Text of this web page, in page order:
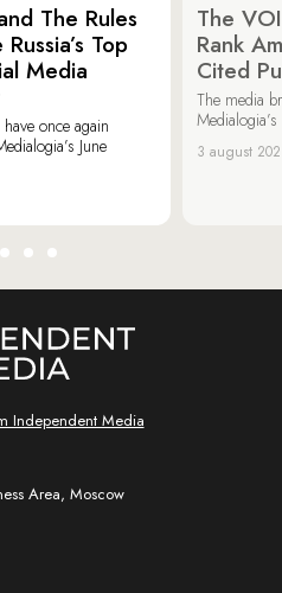
The Rules
Top
Media
once again
June
The
Rank
Cited
The media
3 august
Independent Media
Area, Moscow